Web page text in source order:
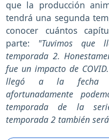
que la producción
tendrá una segunda
conocer cuántos
parte: "Tuvimos que
temporada 2.
fue un impacto de
llegó a la fecha
afortunadamente
temporada de la
temporada 2 también